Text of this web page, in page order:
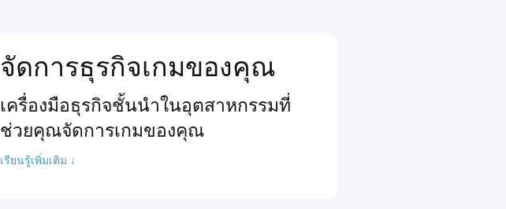
จัดการธุรกิจเกมของคุณ
เครื่องมือธุรกิจชั้นนำในอุตสาหกรรมที่
ช่วยคุณจัดการเกมของคุณ
เรียนรู้เพิ่มเติม ↓